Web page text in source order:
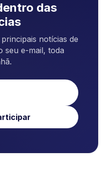
das
notícias de
seu e-mail, toda